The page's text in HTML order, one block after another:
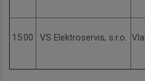
15:00 VS Elektroservis, s.r.o.